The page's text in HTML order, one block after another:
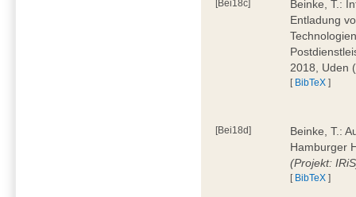
[Bei18c]
Beinke, T.:
Entladung
2018, Uden
[ BibTeX ]
[Bei18d]
Beinke, T.:
Hamburger
(Projekt:
[ BibTeX ]